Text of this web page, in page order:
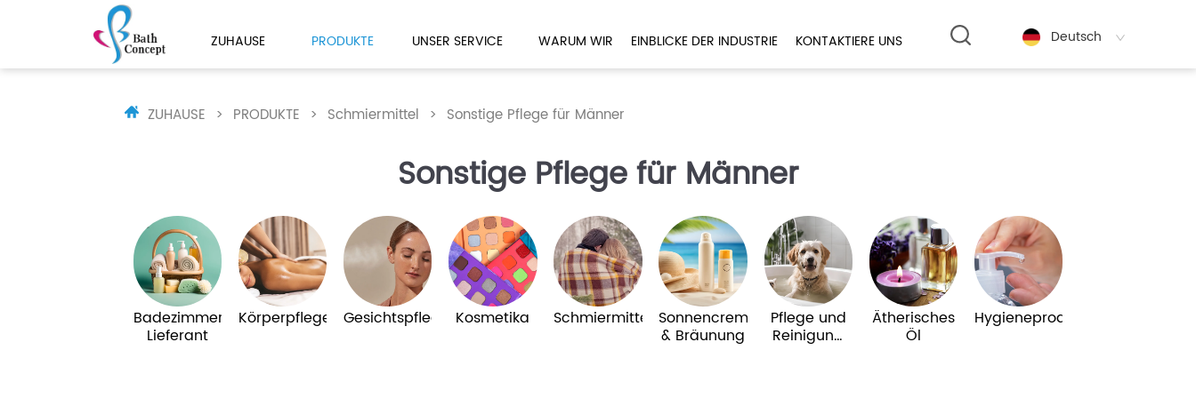
ZUHAUSE PRODUKTE UNSER SERVICE WARUM WIR EINBLICKE DER INDUSTRIE KONTAKTIERE UNS Deutsch
ZUHAUSE > PRODUKTE > Schmiermittel > Sonstige Pflege für Männer
Sonstige Pflege für Männer
Badezimmer
Lieferant
Körperpflege Gesichtspflege Kosmetika Schmiermittel Sonnencreme
& Bräunung
Pflege und
Reinigung
Ätherisches
Öl
Hygieneprodukte